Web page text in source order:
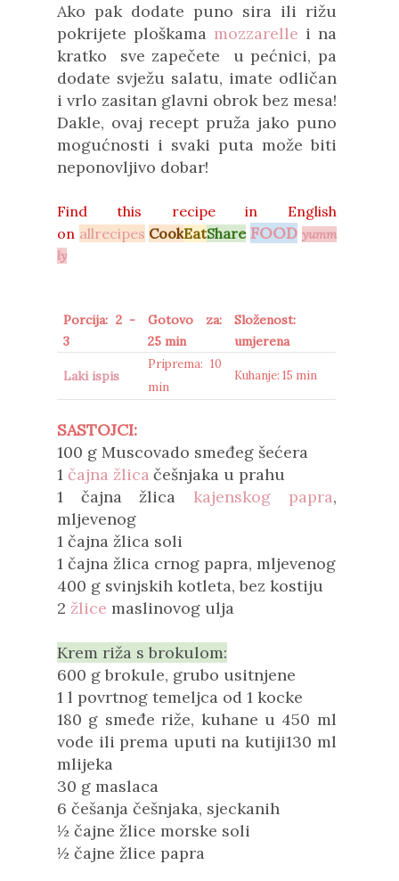
Ako pak dodate puno sira ili rižu
pokrijete ploškama mozzarelle i na
kratko sve zapečete u pećnici, pa
dodate svježu salatu, imate odličan
i vrlo zasitan glavni obrok bez mesa!
Dakle, ovaj recept pruža jako puno
mogućnosti i svaki puta može biti
neponovljivo dobar!
Find this recipe in
English
on allrecipes CookEatShare FOOD yumm
ly
Porcija: 2 -
3
Gotovo za:
25 min
Složenost:
umjerena
Laki ispis
Priprema: 10
min
Kuhanje: 15 min
SASTOJCI:
100 g Muscovado smeđeg šećera
1 čajna žlica češnjaka u prahu
1 čajna žlica kajenskog papra,
mljevenog
1 čajna žlica soli
1 čajna žlica crnog papra, mljevenog
400 g svinjskih kotleta, bez kostiju
2 žlice maslinovog ulja
Krem riža s brokulom:
600 g brokule, grubo usitnjene
1 l povrtnog temeljca od 1 kocke
180 g smeđe riže, kuhane u 450 ml
vode ili prema uputi na kutiji130 ml
mlijeka
30 g maslaca
6 češanja češnjaka, sjeckanih
½ čajne žlice morske soli
½ čajne žlice papra